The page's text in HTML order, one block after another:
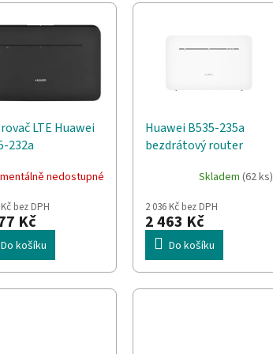
LTE Huawei
232a
nedostupné
bez DPH
Kč
Do košíku
Huawei B535-235a
bezdrátový router
/ 5 GHz) 4G Bílá
Skladem (62 ks)
2 036 Kč bez DPH
2 463 Kč
Do košíku